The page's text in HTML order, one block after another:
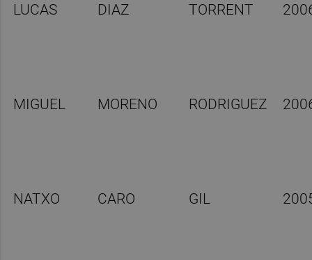
LUCAS DIAZ TORRENT
MIGUEL MORENO RODRIGUEZ
NATXO CARO GIL